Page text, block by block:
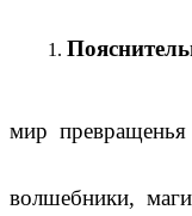
мир превращенья
Здесь
волшебники,